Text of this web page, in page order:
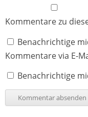
Kommentare zu
Benachrichtige
Kommentare via E-
Benachrichtige